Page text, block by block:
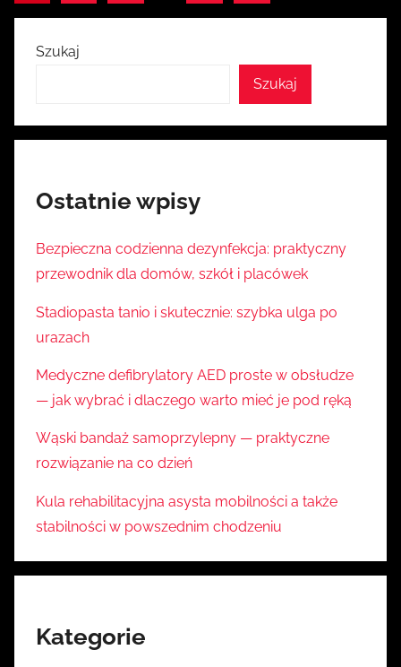
wpisów
wpisy
Szukaj
Szukaj
Ostatnie wpisy
Bezpieczna codzienna dezynfekcja: praktyczny
przewodnik dla domów, szkół i placówek
Stadiopasta tanio i skutecznie: szybka ulga po
urazach
Medyczne defibrylatory AED proste w obsłudze
— jak wybrać i dlaczego warto mieć je pod ręką
Wąski bandaż samoprzylepny — praktyczne
rozwiązanie na co dzień
Kula rehabilitacyjna asysta mobilności a także
stabilności w powszednim chodzeniu
Kategorie